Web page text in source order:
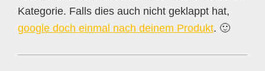
Kategorie. Falls dies auch nicht geklappt hat,
google doch einmal nach deinem Produkt. 🙂